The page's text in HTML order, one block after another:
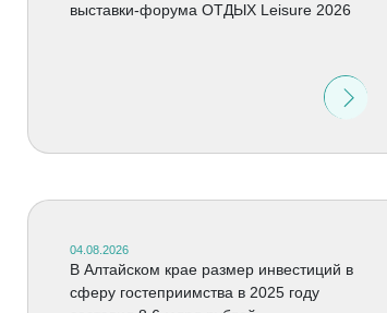
выставки-форума ОТДЫХ Leisure 2026
04.08.2026
В Алтайском крае размер инвестиций в
сферу гостеприимства в 2025 году